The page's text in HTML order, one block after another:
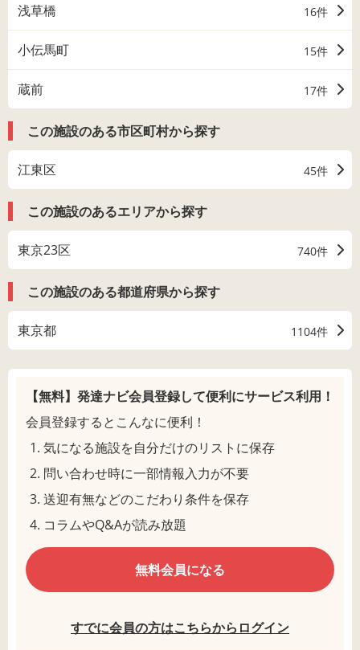
浅草橋 16件
小伝馬町 15件
蔵前 17件
この施設のある市区町村から探す
江東区 45件
この施設のあるエリアから探す
東京23区 740件
この施設のある都道府県から探す
東京都 1104件
【無料】発達ナビ会員登録して便利にサービス利用！
会員登録するとこんなに便利！
気になる施設を自分だけのリストに保存
問い合わせ時に一部情報入力が不要
送迎有無などのこだわり条件を保存
コラムやQ&Aが読み放題
無料会員になる
すでに会員の方はこちらからログイン